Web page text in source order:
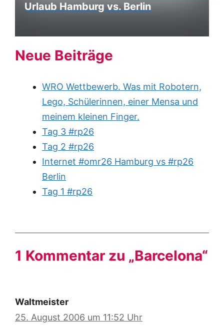
Urlaub Hamburg vs. Berlin
Neue Beiträge
WRO Wettbewerb. Was mit Robotern,
Lego, Schülerinnen, einer Mensa und
meinem kleinen Finger.
Tag 3 #rp26
Tag 2 #rp26
Internet #omr26 Hamburg vs #rp26
Berlin
Tag 1 #rp26
1 Kommentar zu „Barcelona“
Waltmeister
25. August 2006 um 11:52 Uhr